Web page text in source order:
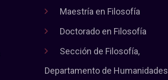
Maestría en Filosofía
Doctorado en Filosofía
Sección de Filosofía,
Departamento de Humanidades